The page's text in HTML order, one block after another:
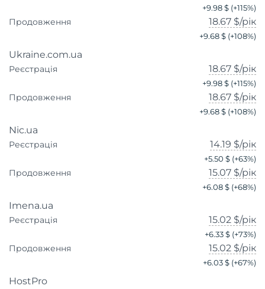
+9.98 $ (+115%)
Продовження 18.67 $/рік
+9.68 $ (+108%)
Ukraine.com.ua
Реєстрація 18.67 $/рік
+9.98 $ (+115%)
Продовження 18.67 $/рік
+9.68 $ (+108%)
Nic.ua
Реєстрація 14.19 $/рік
+5.50 $ (+63%)
Продовження 15.07 $/рік
+6.08 $ (+68%)
Imena.ua
Реєстрація 15.02 $/рік
+6.33 $ (+73%)
Продовження 15.02 $/рік
+6.03 $ (+67%)
HostPro